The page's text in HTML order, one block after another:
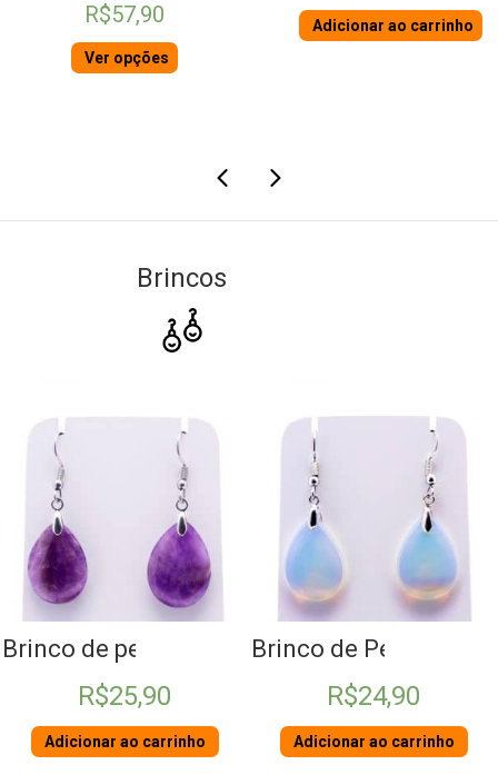
R$57,90
preço:
R$39,90
Ver opções
Adicionar ao carrinho
Brincos
Verde
Brinco de pedra gota Ametista
R$25,90
Adicionar ao carrinho
Brinco de Pedra da
R$24,90
Adicionar ao carrinho